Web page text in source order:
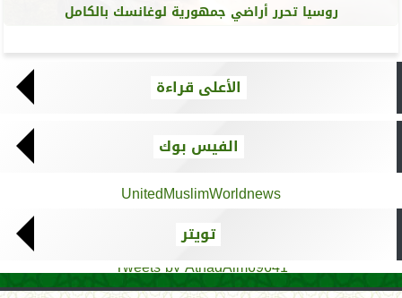
روسيا تحرر أراضي جمهورية لوغانسك بالكامل
الأعلى قراءة
الفيس بوك
UnitedMuslimWorldnews
تويتر
Tweets by AthadAlm69641